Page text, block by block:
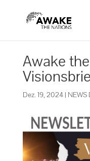
Awake
Dez. 19, 2024| NEWS